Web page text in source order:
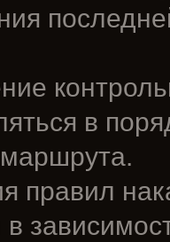
в
правил